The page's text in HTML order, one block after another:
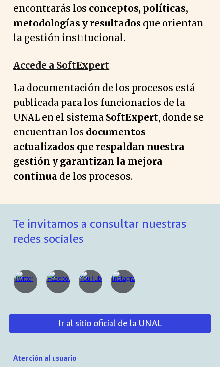
encontrarás los conceptos, políticas,
metodologías y resultados que orientan
la gestión institucional.
Accede a SoftExpert
La documentación de los procesos está
publicada para los funcionarios de la
UNAL en el sistema SoftExpert, donde se
encuentran los documentos
actualizados que respaldan nuestra
gestión y garantizan la mejora
continua de los procesos.
Te invitamos a consultar nuestras
redes sociales
Ir al sitio oficial de la UNAL
Atención al usuario